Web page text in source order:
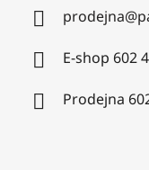
prodejna@
E-shop 602
Prodejna